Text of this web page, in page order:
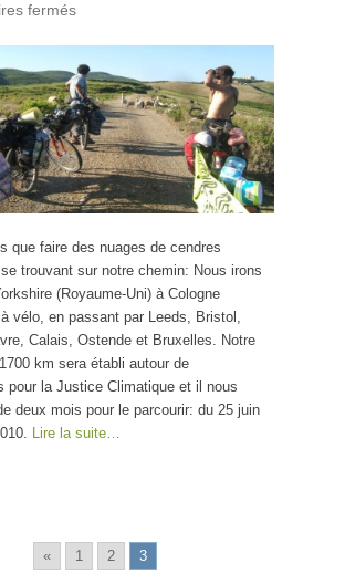
fermés
que faire des nuages de cendres
trouvant sur notre chemin: Nous irons
(Royaume-Uni) à Cologne
vélo, en passant par Leeds, Bristol,
Calais, Ostende et Bruxelles. Notre
km sera établi autour de
pour la Justice Climatique et il nous
deux mois pour le parcourir: du 25 juin
Lire la suite…
« 1 2 3